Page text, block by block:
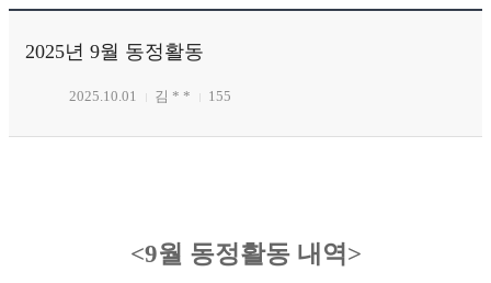
2025년 9월 동정활동
2025.10.01 김 * * 155
<9월 동정활동 내역 >